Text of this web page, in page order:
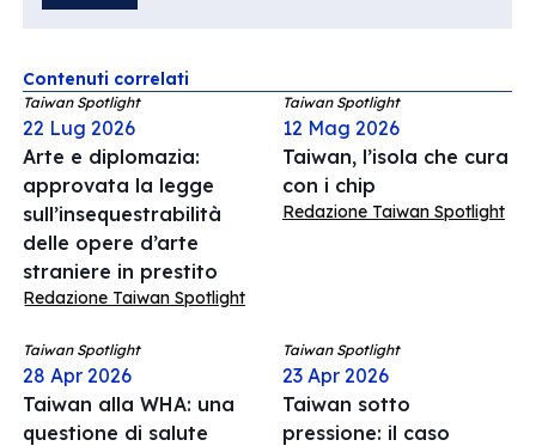
Contenuti correlati
Taiwan Spotlight
22 Lug 2026
Arte e diplomazia:
approvata la legge
sull’insequestrabilità
delle opere d’arte
straniere in prestito
Redazione Taiwan Spotlight
Taiwan Spotlight
12 Mag 2026
Taiwan, l’isola che cura
con i chip
Redazione Taiwan Spotlight
Taiwan Spotlight
28 Apr 2026
Taiwan alla WHA: una
questione di salute
Taiwan Spotlight
23 Apr 2026
Taiwan sotto
pressione: il caso